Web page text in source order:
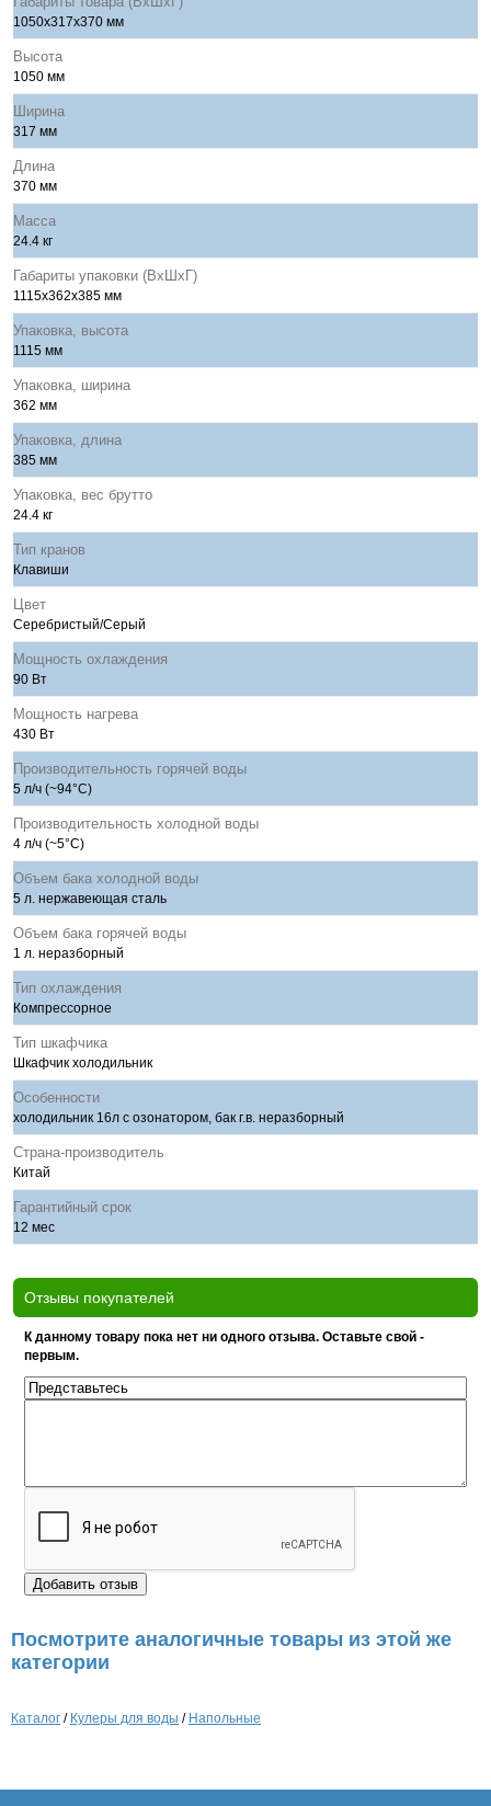
1050x317x370 мм
Высота
1050 мм
Ширина
317 мм
Длина
370 мм
Масса
24.4 кг
Габариты упаковки (ВхШхГ)
1115x362x385 мм
Упаковка, высота
1115 мм
Упаковка, ширина
362 мм
Упаковка, длина
385 мм
Упаковка, вес брутто
24.4 кг
Тип кранов
Клавиши
Цвет
Серебристый/Серый
Мощность охлаждения
90 Вт
Мощность нагрева
430 Вт
Производительность горячей воды
5 л/ч (~94°C)
Производительность холодной воды
4 л/ч (~5°C)
Объем бака холодной воды
5 л. нержавеющая сталь
Объем бака горячей воды
1 л. неразборный
Тип охлаждения
Компрессорное
Тип шкафчика
Шкафчик холодильник
Особенности
холодильник 16л с озонатором, бак г.в. неразборный
Страна-производитель
Китай
Гарантийный срок
12 мес
Отзывы покупателей
К данному товару пока нет ни одного отзыва. Оставьте свой -
первым.
Посмотрите аналогичные товары из этой же
категории
Каталог / Кулеры для воды / Напольные